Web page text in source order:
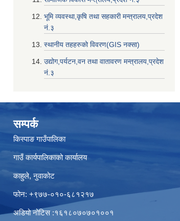
भूमि व्यवस्था,कृषि तथा सहकारी मन्त्रालय,प्रदेश
नं‌‍‌‍.३
स्थानीय तहहरुको विवरण(GIS नक्सा)
उद्योग,पर्यटन,वन तथा वातावरण मन्त्रालय,प्रदेश
नं‌‍‌‍.३
सम्पर्क
किस्पाङ गाउँपालिका
गाउँ कार्यपालिकाको कार्यालय
काहुले‍‍, नुवाकोट
फोन: ‌+९७७-०१०-६८१२१७
अडियो नोटिस ‌‍:१६१८०७०७०१००१